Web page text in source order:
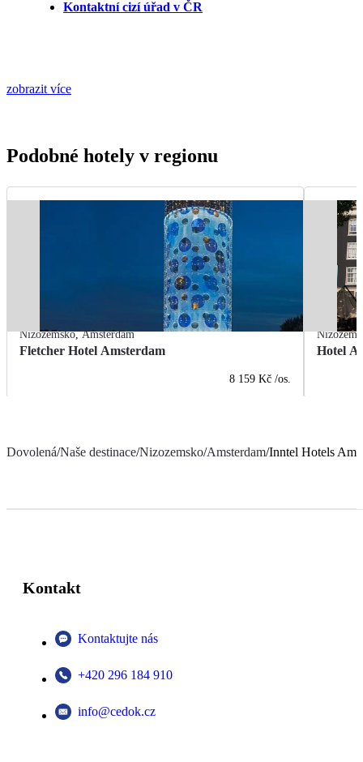
Kontaktní cizí úřad v ČR
zobrazit více
Podobné hotely v regionu
Nizozemsko,Amsterdam
Fletcher Hotel Amsterdam
8 159 Kč /os.
Hotel
Dovolená/Naše destinace/Nizozemsko/Amsterdam/Inntel Hotels
Kontakt
Kontaktujte nás
+420 296 184 910
info@cedok.cz